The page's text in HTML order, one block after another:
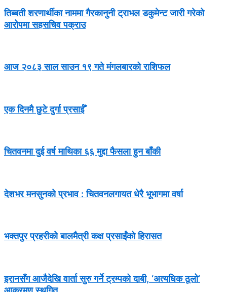
तिब्बती शरणार्थीका नाममा गैरकानुनी ट्राभल डकुमेन्ट जारी गरेको
आरोपमा सहसचिव पक्राउ
आज २०८३ साल साउन १९ गते मंगलबारको राशिफल
एक दिनमै छुटे दुर्गा प्रसाईँ
चितवनमा दुई वर्ष माथिका ६६ मुद्दा फैसला हुन बाँकी
देशभर मनसुनको प्रभाव : चितवनलगायत धेरै भूभागमा वर्षा
भक्तपुर प्रहरीको बालमैत्री कक्ष प्रसाईंको हिरासत
इरानसँग आजैदेखि वार्ता सुरु गर्ने ट्रम्पको दाबी, ‘अत्यधिक ठूलो’